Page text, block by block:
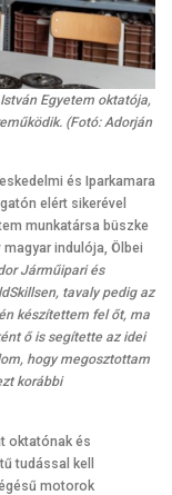
Egyetem oktatója,
(Fotó: Adorján
és Iparkamara
elért sikerével
munkatársa büszke
indulója, Ölbei
Járműipari és
tavaly pedig az
készítettem fel őt, ma
ő is segítette az idei
hogy megosztottam
korábbi
oktatónak és
tudással kell
motorok